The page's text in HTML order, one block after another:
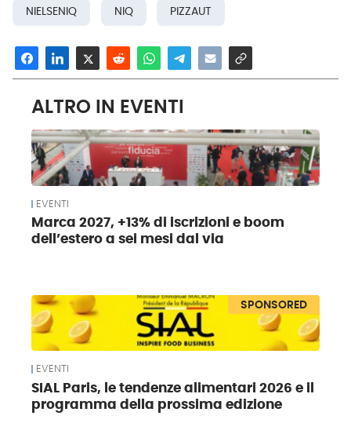
NIELSENIQ NIQ PIZZAUT
ALTRO IN EVENTI
EVENTI
Marca 2027, +13% di iscrizioni e boom
dell’estero a sei mesi dal via
SPONSORED
EVENTI
SIAL Paris, le tendenze alimentari 2026 e il
programma della prossima edizione